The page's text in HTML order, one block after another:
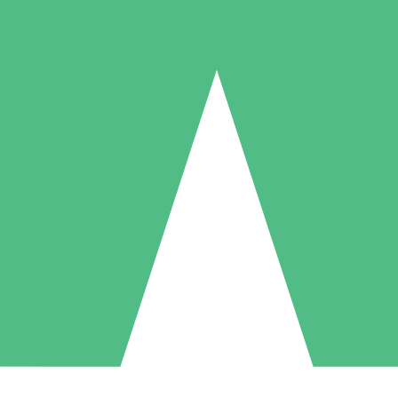
Individuelle Credit-Pakete
nach Bedarf mit Download-Credits. Keine monatliche Verpflichtung